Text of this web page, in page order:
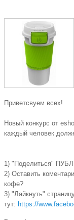
Приветсвуем всех!
Новый конкурс от
каждый человек
1) "Поделиться"
2) Оставить
кофе?
3) "Лайкнуть"
тут: https://